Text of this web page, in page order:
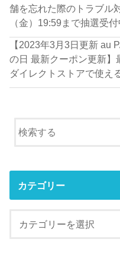
舗を忘れた際のトラブル
（金）19:59まで抽選受付
【2023年3月3日更新 au
の日 最新クーポン更新】
ダイレクトストアで使え
カテゴリー